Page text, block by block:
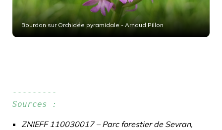
Bourdon sur Orchidée pyramidale - Arnaud Pillon
---------
Sources :
ZNIEFF 110030017 – Parc forestier de Sevran,